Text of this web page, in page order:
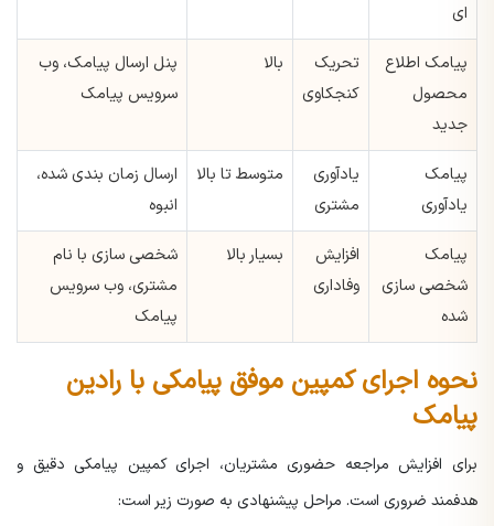
ای
پیامک اطلاع
محصول
جدید
تحریک
کنجکاوی
بالا
پنل ارسال پیامک، وب
سرویس پیامک
پیامک
یادآوری
یادآوری
مشتری
متوسط تا بالا
ارسال زمان بندی شده،
انبوه
پیامک
شخصی سازی
شده
افزایش
وفاداری
بسیار بالا
شخصی سازی با نام
مشتری، وب سرویس
پیامک
نحوه اجرای کمپین موفق پیامکی با رادین
پیامک
برای افزایش مراجعه حضوری مشتریان، اجرای کمپین پیامکی دقیق و
هدفمند ضروری است. مراحل پیشنهادی به صورت زیر است: